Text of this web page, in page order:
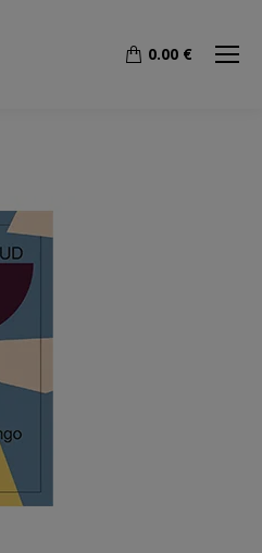
0.00 €